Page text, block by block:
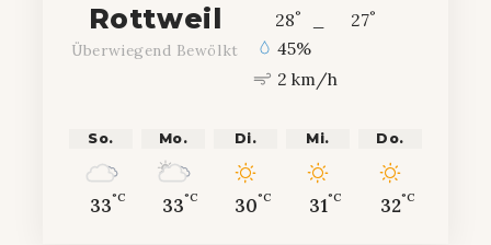
Rottweil
Überwiegend Bewölkt
28° 27°
45%
2 km/h
So.
33°C
Mo.
33°C
Di.
30°C
Mi.
31°C
Do.
32°C